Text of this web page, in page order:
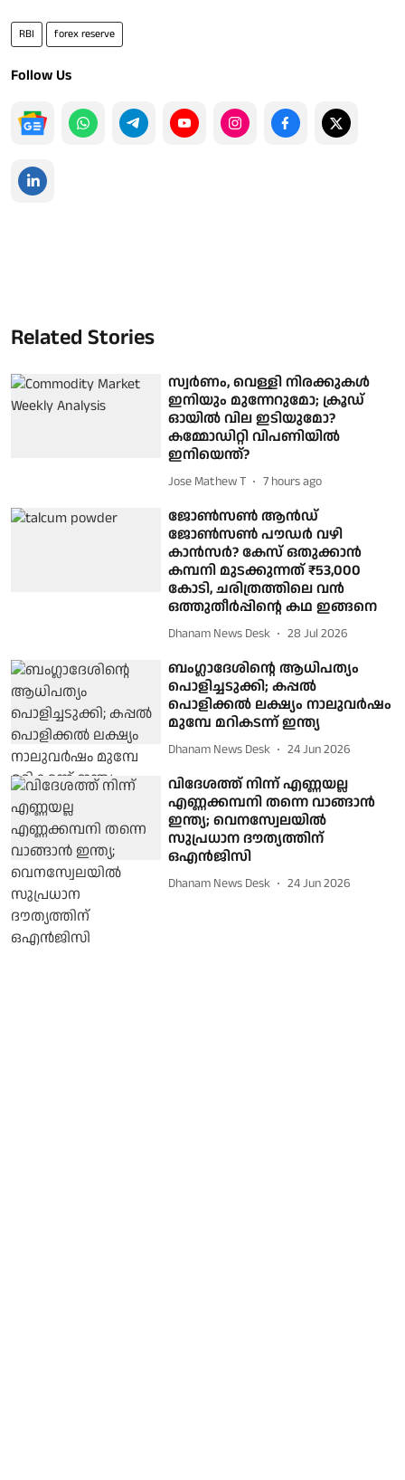
RBI forex reserve
Follow Us
Related Stories
സ്വർണം, വെള്ളി നിരക്കുകൾ
ഇനിയും മുന്നേറുമോ; ക്രൂഡ്
ഓയിൽ വില ഇടിയുമോ?
കമ്മോഡിറ്റി വിപണിയിൽ
ഇനിയെന്ത്?
Jose Mathew T 7 hours ago
ജോണ്‍സണ്‍ ആന്‍ഡ്
ജോണ്‍സണ്‍ പൗഡര്‍ വഴി
കാന്‍സര്‍? കേസ് ഒതുക്കാന്‍
കമ്പനി മുടക്കുന്നത് ₹53,000
കോടി, ചരിത്രത്തിലെ വന്‍
ഒത്തുതീര്‍പ്പിന്റെ കഥ ഇങ്ങനെ
Dhanam News Desk 28 Jul 2026
ബംഗ്ലാദേശിന്റെ ആധിപത്യം
പൊളിച്ചടുക്കി; കപ്പല്‍
പൊളിക്കല്‍ ലക്ഷ്യം നാലുവര്‍ഷം
മുമ്പേ മറികടന്ന് ഇന്ത്യ
Dhanam News Desk 24 Jun 2026
വിദേശത്ത് നിന്ന് എണ്ണയല്ല
എണ്ണക്കമ്പനി തന്നെ വാങ്ങാന്‍
ഇന്ത്യ; വെനസ്വേലയില്‍
സുപ്രധാന ദൗത്യത്തിന്
ഒഎന്‍ജിസി
Dhanam News Desk 24 Jun 2026